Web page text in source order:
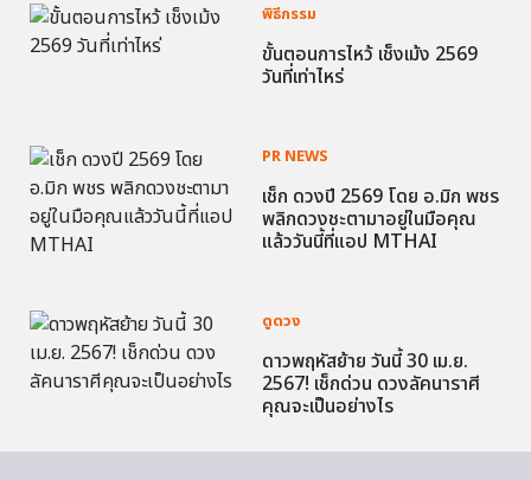
พิธีกรรม
ขั้นตอนการไหว้ เช็งเม้ง 2569
วันที่เท่าไหร่
PR NEWS
เช็ก ดวงปี 2569 โดย อ.มิก พชร
พลิกดวงชะตามาอยู่ในมือคุณ
แล้ววันนี้ที่แอป MTHAI
ดูดวง
ดาวพฤหัสย้าย วันนี้ 30 เม.ย.
2567! เช็กด่วน ดวงลัคนาราศี
คุณจะเป็นอย่างไร